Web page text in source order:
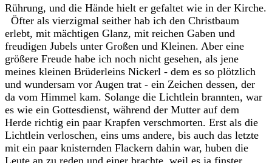
Rührung, und die Hände hielt er gefaltet wie in der Kirche.
Öfter als vierzigmal seither hab ich den Christbaum
erlebt, mit mächtigen Glanz, mit reichen Gaben und
freudigen Jubels unter Großen und Kleinen. Aber eine
größere Freude habe ich noch nicht gesehen, als jene
meines kleinen Brüderleins Nickerl - dem es so plötzlich
und wundersam vor Augen trat - ein Zeichen dessen, der
da vom Himmel kam. Solange die Lichtlein brannten, war
es wie ein Gottesdienst, während der Mutter auf dem
Herde richtig ein paar Krapfen verschmorten. Erst als die
Lichtlein verloschen, eins ums andere, bis auch das letzte
mit ein paar knisternden Flackern dahin war, huben die
Leute an zu reden und einer brachte, weil es ja finster